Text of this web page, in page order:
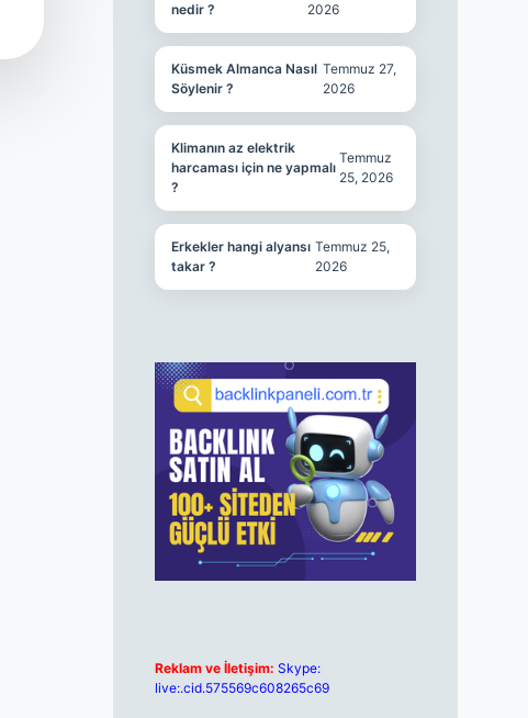
nedir ?
2026
Küsmek Almanca Nasıl
Söylenir ?
Temmuz 27,
2026
Klimanın az elektrik
harcaması için ne yapmalı
?
Temmuz
25, 2026
Erkekler hangi alyansı
takar ?
Temmuz 25,
2026
Reklam ve İletişim: Skype:
live:.cid.575569c608265c69